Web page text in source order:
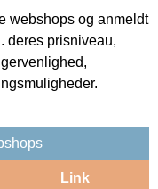
webshops og anmeldt
deres prisniveau,
Link